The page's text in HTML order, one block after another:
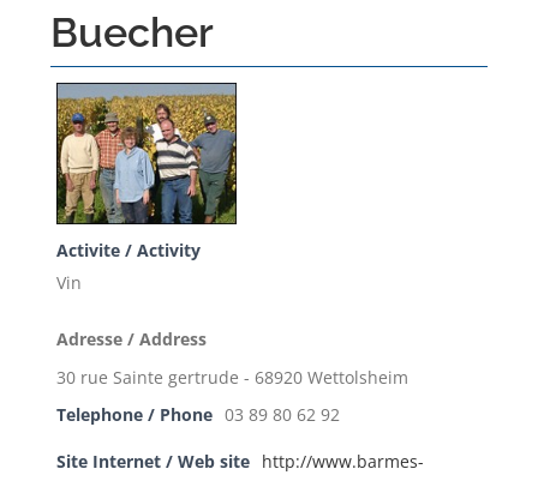
Buecher
Activite / Activity
Vin
Adresse / Address
30 rue Sainte gertrude - 68920 Wettolsheim
Telephone / Phone 03 89 80 62 92
Site Internet / Web site
http://www.barmes-